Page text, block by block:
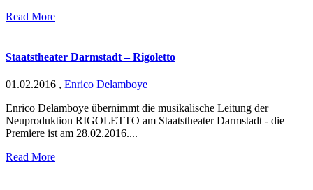
Read More
Staatstheater Darmstadt – Rigoletto
01.02.2016 , Enrico Delamboye
Enrico Delamboye übernimmt die musikalische Leitung der
Neuproduktion RIGOLETTO am Staatstheater Darmstadt - die
Premiere ist am 28.02.2016....
Read More